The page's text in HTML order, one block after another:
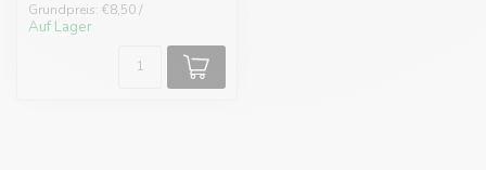
Grundpreis: €8,50 /
Auf Lager